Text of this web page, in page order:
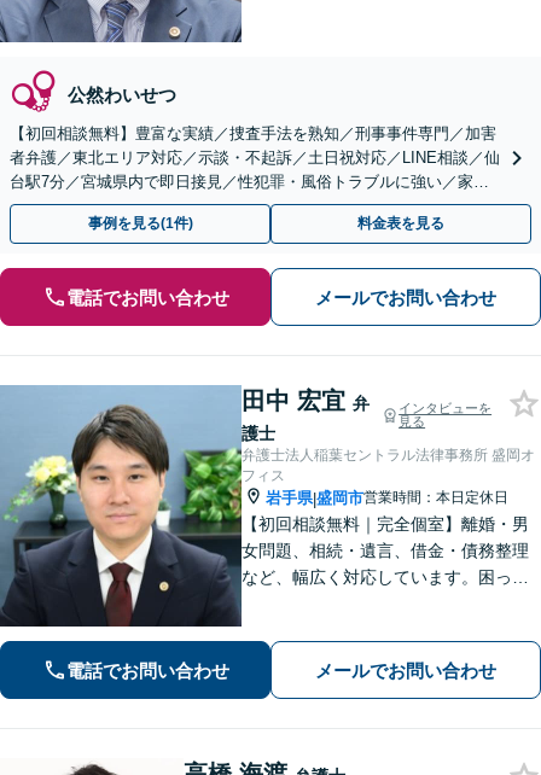
公然わいせつ
【初回相談無料】豊富な実績／捜査手法を熟知／刑事事件専門／加害
者弁護／東北エリア対応／示談・不起訴／土日祝対応／LINE相談／仙
台駅7分／宮城県内で即日接見／性犯罪・風俗トラブルに強い／家族
が逮捕されたら至急ご連絡を！
事例を見る(1件) 料金表を見る
電話でお問い合わせ メールでお問い合わせ
田中 宏宜 弁
護士
インタビューを
見る
弁護士法人稲葉セントラル法律事務所 盛岡オ
フィス
岩手県|盛岡市営業時間：本日定休日
【初回相談無料｜完全個室】離婚・男
女問題、相続・遺言、借金・債務整理
など、幅広く対応しています。困って
の際はおひとりで悩まず、お気軽にご
連絡ください。【WEB面談可】
電話でお問い合わせ メールでお問い合わせ